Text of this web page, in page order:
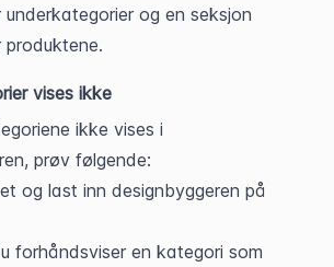
underkategorier og en seksjon
produktene.
vises ikke
ikke vises i
prøv følgende:
og last inn designbyggeren på
forhåndsviser en kategori som